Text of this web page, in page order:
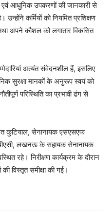
एवं आधुनिक उपकरणों की जानकारी से
कर्मियों को नियमित प्रशिक्षण
अपने कौशल को लगातार विकसित
अत्यंत संवेदनशील हैं, इसलिए
सुरक्षा मानकों के अनुरूप स्वयं को
परिस्थिति का प्रभावी ढंग से
कुटियाल, सेनानायक एसएसएफ
पीएसी, लखनऊ के सहायक सेनानायक
रहे। निरीक्षण कार्यक्रम के दौरान
विस्तृत समीक्षा की गई।